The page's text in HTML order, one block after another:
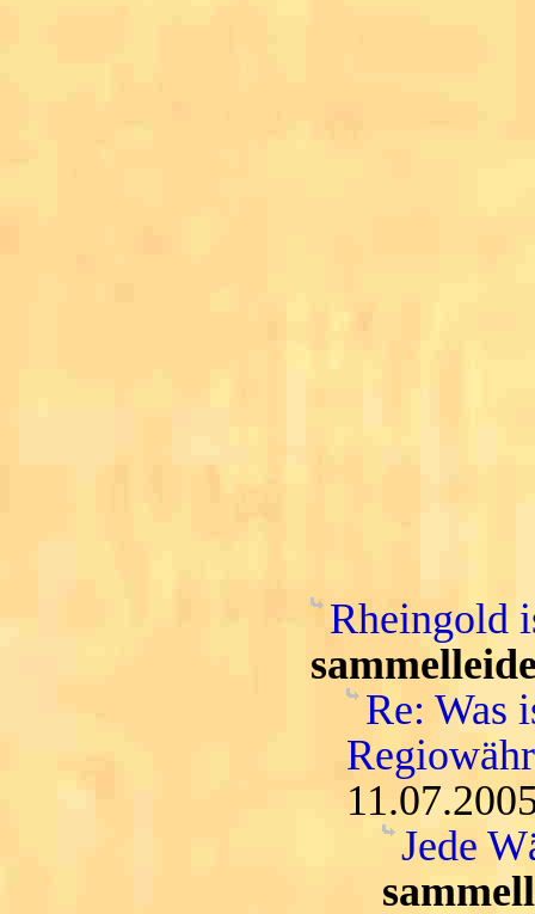
Rheingold
Re: Was
Jede